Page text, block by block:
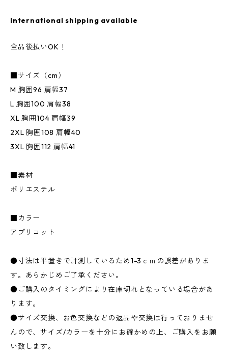
International shipping available
全品後払いOK！
■サイズ（cm）
M 胸囲96 肩幅37
L 胸囲100 肩幅38
XL 胸囲104 肩幅39
2XL 胸囲108 肩幅40
3XL 胸囲112 肩幅41
■素材
ポリエステル
■カラー
アプリコット
●寸法は平置きで計測しているため1-3ｃｍの誤差がありま
す。あらかじめご了承ください。
●ご購入のタイミングにより在庫切れとなっている場合があ
ります。
●サイズ交換、お色交換などの返品や交換は行っておりませ
んので、サイズ/カラーを十分にお確かめの上、ご購入をお願
い致します。